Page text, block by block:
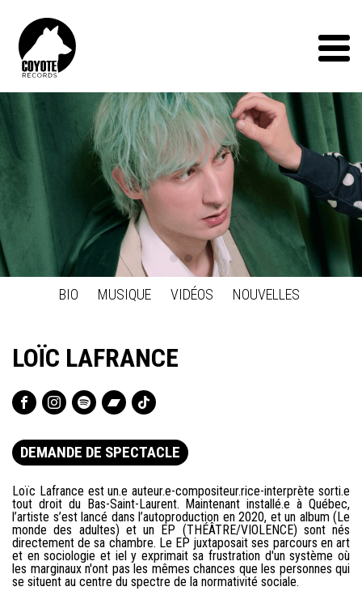
Records
Menu
Précédent
BIO MUSIQUE VIDÉOS NOUVELLES
LOÏC LAFRANCE
DEMANDE DE SPECTACLE
Loïc Lafrance est un.e auteur.e-compositeur.rice-interprète sorti.e
tout droit du Bas-Saint-Laurent. Maintenant installé.e à Québec,
l’artiste s’est lancé dans l’autoproduction en 2020, et un album (Le
monde des adultes) et un EP (THÉÂTRE/VIOLENCE) sont nés
directement de sa chambre. Le EP juxtaposait ses parcours en art
et en sociologie et iel y exprimait sa frustration d'un système où
les marginaux n'ont pas les mêmes chances que les personnes qui
se situent au centre du spectre de la normativité sociale.